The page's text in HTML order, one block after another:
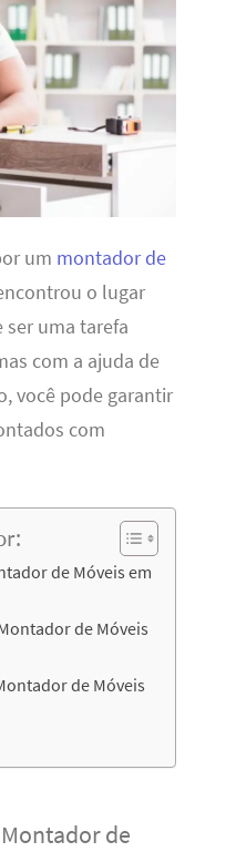
um montador de
o lugar
ser uma tarefa
com a ajuda de
você pode garantir
com
de Móveis em
de Móveis
de Móveis
de